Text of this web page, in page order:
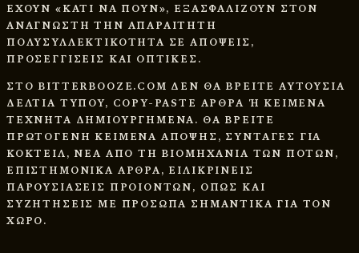
ΕΧΟΥΝ «ΚΑΤΙ ΝΑ ΠΟΥΝ», ΕΞΑΣΦΑΛΙΖΟΥΝ ΣΤΟΝ
ΑΝΑΓΝΩΣΤΗ ΤΗΝ ΑΠΑΡΑΙΤΗΤΗ
ΠΟΛΥΣΥΛΛΕΚΤΙΚΟΤΗΤΑ ΣΕ ΑΠΟΨΕΙΣ,
ΠΡΟΣΕΓΓΙΣΕΙΣ ΚΑΙ ΟΠΤΙΚΕΣ.
ΣΤΟ BITTERBOOZE.COM ΔΕΝ ΘΑ ΒΡΕΙΤΕ ΑΥΤΟΥΣΙΑ
ΔΕΛΤΙΑ ΤΥΠΟΥ, COPY-PASTE ΑΡΘΡΑ Ή ΚΕΙΜΕΝΑ
ΤΕΧΝΗΤΑ ΔΗΜΙΟΥΡΓΗΜΕΝΑ. ΘΑ ΒΡΕΙΤΕ
ΠΡΩΤΟΓΕΝΗ ΚΕΙΜΕΝΑ ΑΠΟΨΗΣ, ΣΥΝΤΑΓΕΣ ΓΙΑ
ΚΟΚΤΕΙΛ, ΝΕΑ ΑΠΟ ΤΗ ΒΙΟΜΗΧΑΝΙΑ ΤΩΝ ΠΟΤΩΝ,
ΕΠΙΣΤΗΜΟΝΙΚΑ ΑΡΘΡΑ, ΕΙΛΙΚΡΙΝΕΙΣ
ΠΑΡΟΥΣΙΑΣΕΙΣ ΠΡΟΙΟΝΤΩΝ, ΟΠΩΣ ΚΑΙ
ΣΥΖΗΤΗΣΕΙΣ ΜΕ ΠΡΟΣΩΠΑ ΣΗΜΑΝΤΙΚΑ ΓΙΑ ΤΟΝ
ΧΩΡΟ.